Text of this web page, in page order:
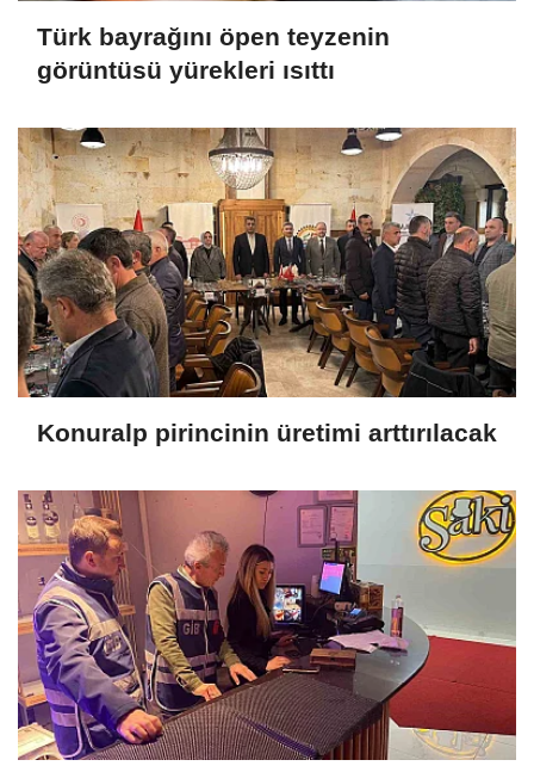
Türk bayrağını öpen teyzenin
görüntüsü yürekleri ısıttı
Konuralp pirincinin üretimi arttırılacak